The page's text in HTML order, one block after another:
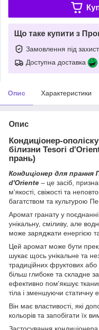
Що таке купити з
Замовлення під
Доступна доставка
Опис Характеристики
Опис
Кондиціонер-
білизни Tesori
прань)
Кондиціонер для прання
d'Oriente – це засіб,
м'якості, свіжості та
багатством та культурою
Аромат гранату у
унікальну, сміливу, але
може заряджати енергією
Цей аромат може бути
шукає щось унікальне та
традиційних фруктових
більш глибоке та складне
ефективно пом'якшує
тіла і зменшуючи статичну
Він має властивості, які
кольорів та запобігати їх
Застосування